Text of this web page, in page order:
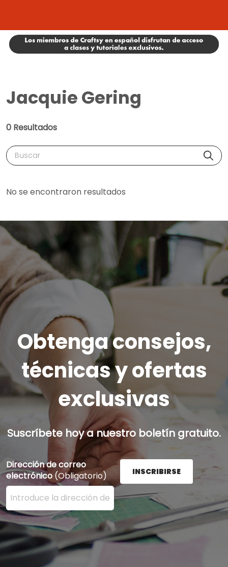
Jacquie Gering
0 Resultados
Buscar
No se encontraron resultados
Obtenga consejos,
técnicas y ofertas
exclusivas
Suscríbete hoy a nuestro boletín gratuito.
Dirección de correo
electrónico (Obligatorio)
Ingrese su dirección de correo electrónico aquí y
INSCRIBIRSE